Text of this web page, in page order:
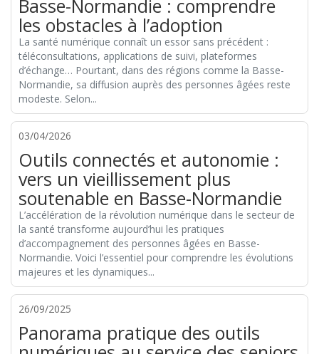
Basse-Normandie : comprendre
les obstacles à l’adoption
La santé numérique connaît un essor sans précédent :
téléconsultations, applications de suivi, plateformes
d’échange… Pourtant, dans des régions comme la Basse-
Normandie, sa diffusion auprès des personnes âgées reste
modeste. Selon...
03/04/2026
Outils connectés et autonomie :
vers un vieillissement plus
soutenable en Basse-Normandie
L’accélération de la révolution numérique dans le secteur de
la santé transforme aujourd’hui les pratiques
d’accompagnement des personnes âgées en Basse-
Normandie. Voici l’essentiel pour comprendre les évolutions
majeures et les dynamiques...
26/09/2025
Panorama pratique des outils